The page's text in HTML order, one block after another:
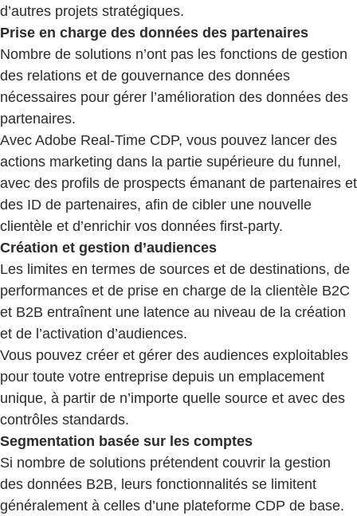
d’autres projets stratégiques.
Prise en charge des données des partenaires
Nombre de solutions n’ont pas les fonctions de gestion
des relations et de gouvernance des données
nécessaires pour gérer l’amélioration des données des
partenaires.
Avec Adobe Real-Time CDP, vous pouvez lancer des
actions marketing dans la partie supérieure du funnel,
avec des profils de prospects émanant de partenaires et
des ID de partenaires, afin de cibler une nouvelle
clientèle et d’enrichir vos données first-party.
Création et gestion d’audiences
Les limites en termes de sources et de destinations, de
performances et de prise en charge de la clientèle B2C
et B2B entraînent une latence au niveau de la création
et de l’activation d’audiences.
Vous pouvez créer et gérer des audiences exploitables
pour toute votre entreprise depuis un emplacement
unique, à partir de n’importe quelle source et avec des
contrôles standards.
Segmentation basée sur les comptes
Si nombre de solutions prétendent couvrir la gestion
des données B2B, leurs fonctionnalités se limitent
généralement à celles d’une plateforme CDP de base.